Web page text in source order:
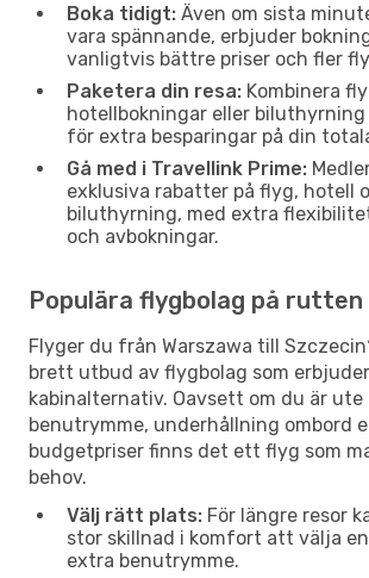
Boka tidigt: Även om sista
vara spännande, erbjuder
vanligtvis bättre priser och fler
Paketera din resa: Kombinera
hotellbokningar eller biluthyrning
för extra besparingar på din
Gå med i Travellink Prime:
exklusiva rabatter på flyg, hotell
biluthyrning, med extra
och avbokningar.
Populära flygbolag på rutten
Flyger du från Warszawa till
brett utbud av flygbolag som
kabinalternativ. Oavsett om du är
benutrymme, underhållning ombord
budgetpriser finns det ett flyg som
behov.
Välj rätt plats: För längre resor
stor skillnad i komfort att välja
extra benutrymme.